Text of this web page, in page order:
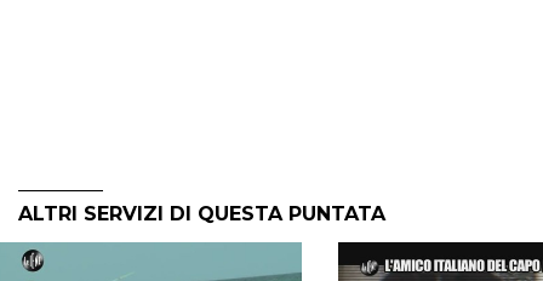
ALTRI SERVIZI DI QUESTA PUNTATA